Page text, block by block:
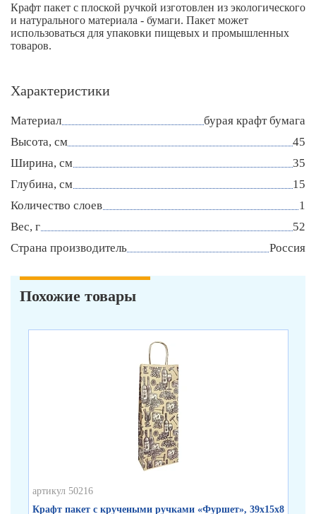
Крафт пакет с плоской ручкой изготовлен из экологического
и натурального материала - бумаги. Пакет может
использоваться для упаковки пищевых и промышленных
товаров.
Характеристики
Материал
бурая крафт бумага
Высота, см
45
Ширина, см
35
Глубина, см
15
Количество слоев
1
Вес, г
52
Страна производитель
Россия
Похожие товары
артикул 50216
Крафт пакет с кручеными ручками «Фуршет», 39х15х8